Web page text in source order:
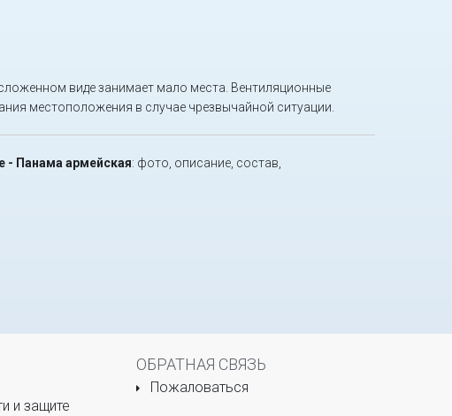
виде занимает мало места. Вентиляционные
местоположения в случае чрезвычайной ситуации.
- Панама армейская: фото, описание, состав,
и защите
ОБРАТНАЯ СВЯЗЬ
Пожаловаться